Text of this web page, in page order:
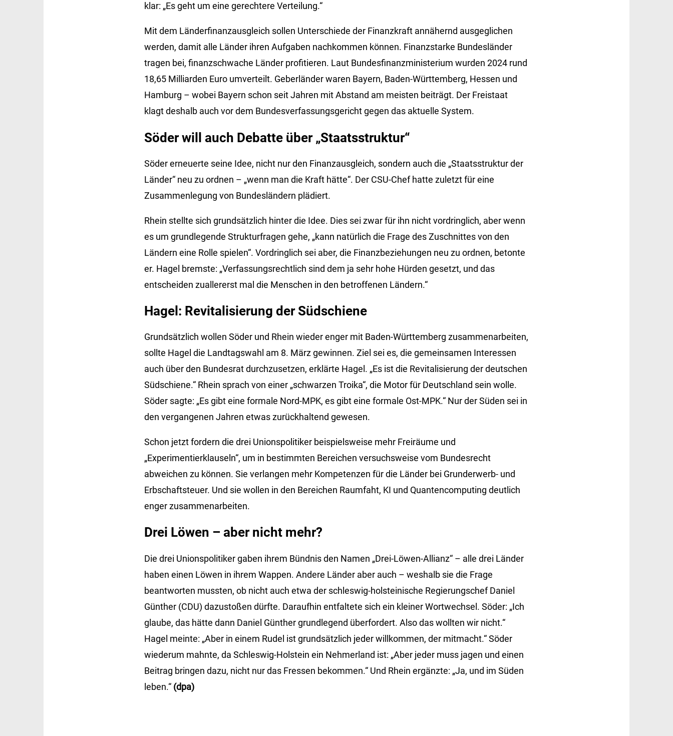
klar: „Es geht um eine gerechtere Verteilung.“
Mit dem Länderfinanzausgleich sollen Unterschiede der Finanzkraft annähernd ausgeglichen
werden, damit alle Länder ihren Aufgaben nachkommen können. Finanzstarke Bundesländer
tragen bei, finanzschwache Länder profitieren. Laut Bundesfinanzministerium wurden 2024 rund
18,65 Milliarden Euro umverteilt. Geberländer waren Bayern, Baden-Württemberg, Hessen und
Hamburg – wobei Bayern schon seit Jahren mit Abstand am meisten beiträgt. Der Freistaat
klagt deshalb auch vor dem Bundesverfassungsgericht gegen das aktuelle System.
Söder will auch Debatte über „Staatsstruktur“
Söder erneuerte seine Idee, nicht nur den Finanzausgleich, sondern auch die „Staatsstruktur der
Länder“ neu zu ordnen – „wenn man die Kraft hätte“. Der CSU-Chef hatte zuletzt für eine
Zusammenlegung von Bundesländern plädiert.
Rhein stellte sich grundsätzlich hinter die Idee. Dies sei zwar für ihn nicht vordringlich, aber wenn
es um grundlegende Strukturfragen gehe, „kann natürlich die Frage des Zuschnittes von den
Ländern eine Rolle spielen“. Vordringlich sei aber, die Finanzbeziehungen neu zu ordnen, betonte
er. Hagel bremste: „Verfassungsrechtlich sind dem ja sehr hohe Hürden gesetzt, und das
entscheiden zuallererst mal die Menschen in den betroffenen Ländern.“
Hagel: Revitalisierung der Südschiene
Grundsätzlich wollen Söder und Rhein wieder enger mit Baden-Württemberg zusammenarbeiten,
sollte Hagel die Landtagswahl am 8. März gewinnen. Ziel sei es, die gemeinsamen Interessen
auch über den Bundesrat durchzusetzen, erklärte Hagel. „Es ist die Revitalisierung der deutschen
Südschiene.“ Rhein sprach von einer „schwarzen Troika“, die Motor für Deutschland sein wolle.
Söder sagte: „Es gibt eine formale Nord-MPK, es gibt eine formale Ost-MPK.“ Nur der Süden sei in
den vergangenen Jahren etwas zurückhaltend gewesen.
Schon jetzt fordern die drei Unionspolitiker beispielsweise mehr Freiräume und
„Experimentierklauseln“, um in bestimmten Bereichen versuchsweise vom Bundesrecht
abweichen zu können. Sie verlangen mehr Kompetenzen für die Länder bei Grunderwerb- und
Erbschaftsteuer. Und sie wollen in den Bereichen Raumfaht, KI und Quantencomputing deutlich
enger zusammenarbeiten.
Drei Löwen – aber nicht mehr?
Die drei Unionspolitiker gaben ihrem Bündnis den Namen „Drei-Löwen-Allianz“ – alle drei Länder
haben einen Löwen in ihrem Wappen. Andere Länder aber auch – weshalb sie die Frage
beantworten mussten, ob nicht auch etwa der schleswig-holsteinische Regierungschef Daniel
Günther (CDU) dazustoßen dürfte. Daraufhin entfaltete sich ein kleiner Wortwechsel. Söder: „Ich
glaube, das hätte dann Daniel Günther grundlegend überfordert. Also das wollten wir nicht.“
Hagel meinte: „Aber in einem Rudel ist grundsätzlich jeder willkommen, der mitmacht.“ Söder
wiederum mahnte, da Schleswig-Holstein ein Nehmerland ist: „Aber jeder muss jagen und einen
Beitrag bringen dazu, nicht nur das Fressen bekommen.“ Und Rhein ergänzte: „Ja, und im Süden
leben.“ (dpa)